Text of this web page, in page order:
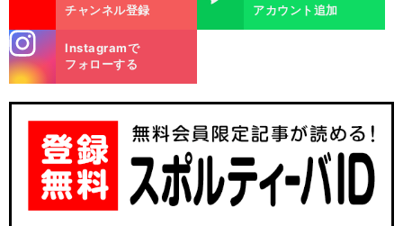
チャンネル登録
アカウント追加
m
Instagramで
フォローする